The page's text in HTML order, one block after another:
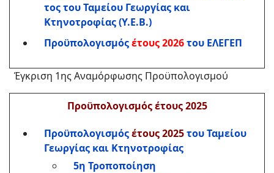
τος του Ταμείου Γεωργίας και
Κτηνοτροφίας (Υ.Ε.Β.)
Προϋπολογισμόςέτους 2026του ΕΛΕΓΕΠ
Έγκριση 1ης Αναμόρφωσης Προϋπολογισμού
Προϋπολογισμός έτους 2025
Προϋπολογισμόςέτους 2025του Ταμείου
Γεωργίας και Κτηνοτροφίας
5η Τροποποίηση